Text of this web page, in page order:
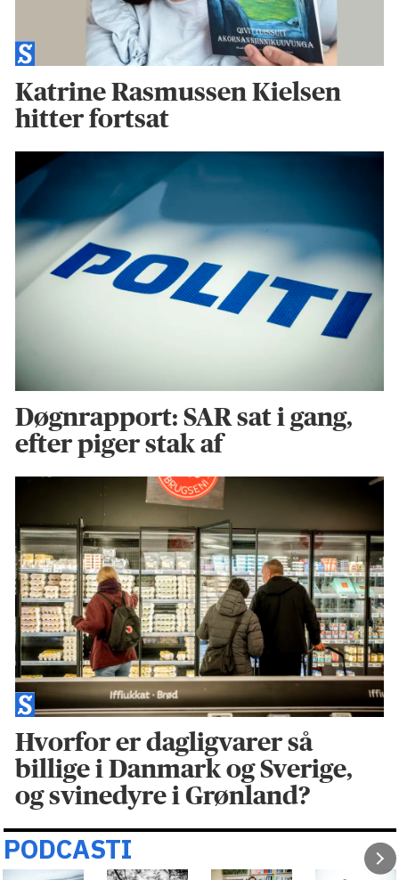
Katrine Rasmussen Kielsen
hitter fortsat
Døgnrapport: SAR sat i gang,
efter piger stak af
Hvorfor er dagligvarer så
billige i Danmark og Sverige,
og svinedyre i Grønland?
PODCASTI